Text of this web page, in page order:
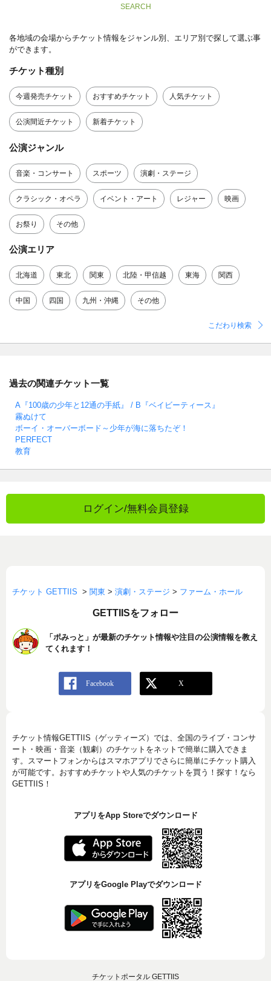
SEARCH
各地域の会場からチケット情報をジャンル別、エリア別で探して選ぶ事
ができます。
チケット種別
今週発売チケット おすすめチケット 人気チケット
公演間近チケット 新着チケット
公演ジャンル
音楽・コンサート スポーツ 演劇・ステージ
クラシック・オペラ イベント・アート レジャー 映画
お祭り その他
公演エリア
北海道 東北 関東 北陸・甲信越 東海 関西
中国 四国 九州・沖縄 その他
こだわり検索
過去の関連チケット一覧
A『100歳の少年と12通の手紙』 / B『ベイビーティース』
霧ぬけて
ボーイ・オーバーボード～少年が海に落ちたぞ！
PERFECT
教育
ログイン/無料会員登録
チケット GETTIIS > 関東 > 演劇・ステージ > ファーム・ホール
GETTIISをフォロー
「ポみっと」が最新のチケット情報や注目の公演情報を教え
てくれます！
チケット情報GETTIIS（ゲッティーズ）では、全国のライブ・コンサ
ート・映画・音楽（観劇）のチケットをネットで簡単に購入できま
す。スマートフォンからはスマホアプリでさらに簡単にチケット購入
が可能です。おすすめチケットや人気のチケットを買う！探す！なら
GETTIIS！
アプリをApp Storeでダウンロード
アプリをGoogle Playでダウンロード
チケットポータル GETTIIS